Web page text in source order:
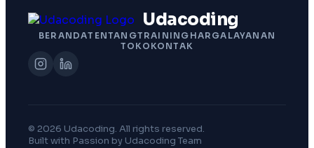
Udacoding
BERANDATENTANGTRAINING HARGA LAYANAN
TOKO KONTAK
© 2026 Udacoding. All rights reserved.
Built with Passion by Udacoding Team